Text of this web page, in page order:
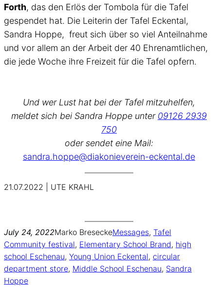
Forth, das den Erlös der Tombola für die Tafel
gespendet hat. Die Leiterin der Tafel Eckental,
Sandra Hoppe, freut sich über so viel Anteilnahme
und vor allem an der Arbeit der 40 Ehrenamtlichen,
die jede Woche ihre Freizeit für die Tafel opfern.
Und wer Lust hat bei der Tafel mitzuhelfen,
meldet sich bei Sandra Hoppe unter 09126 2939
750
oder sendet eine Mail:
sandra.hoppe@diakonieverein-eckental.de
21.07.2022 | UTE KRAHL
July 24, 2022Marko BreseckeMessages, Tafel
Community festival, Elementary School Brand, high
school Eschenau, Young Union Eckental, circular
department store, Middle School Eschenau, Sandra
Hoppe